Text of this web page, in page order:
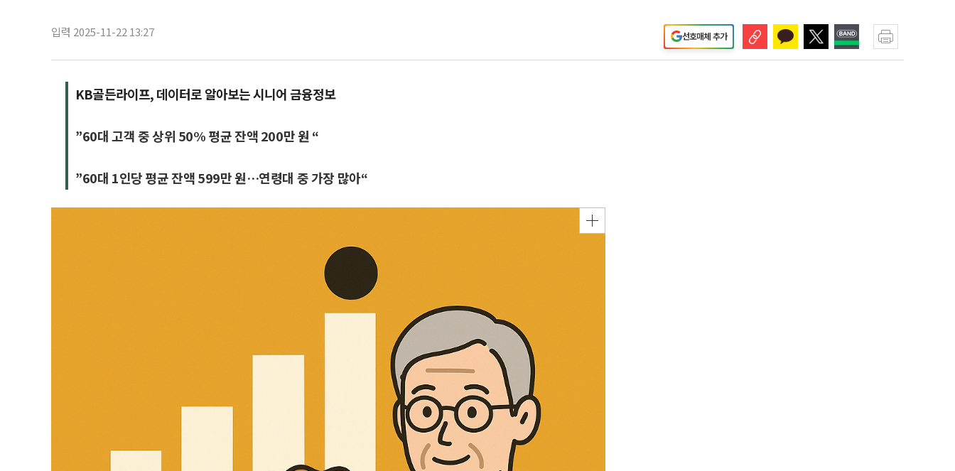
입력 2025-11-22 13:27 선호매체 추가
KB골든라이프, 데이터로 알아보는 시니어 금융정보
”60대 고객 중 상위 50% 평균 잔액 200만 원 “
”60대 1인당 평균 잔액 599만 원…연령대 중 가장 많아“